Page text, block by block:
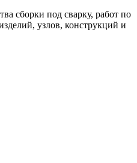
сборки под сварку, работ по
узлов, конструкций и